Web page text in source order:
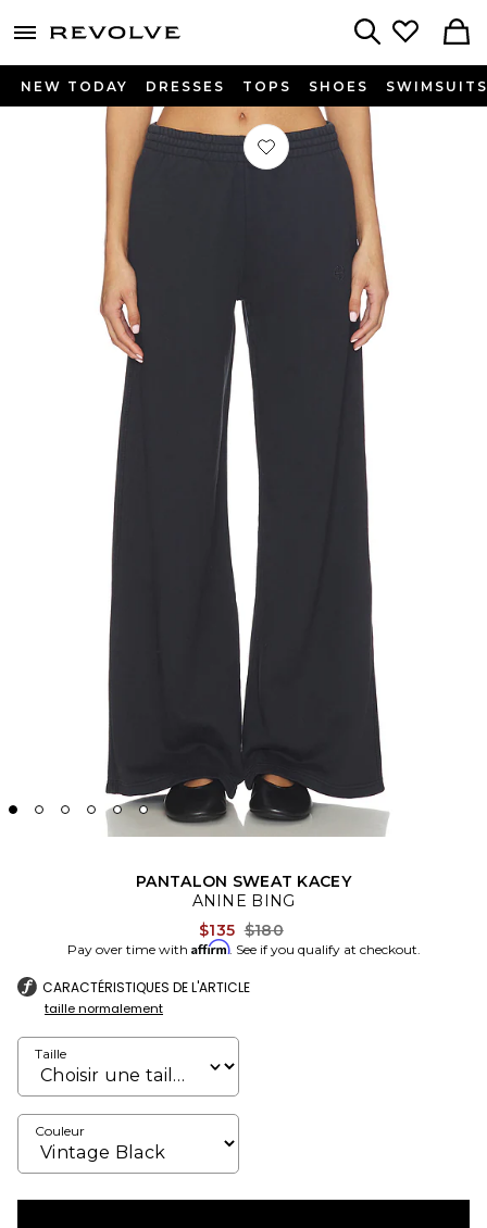
menu - shows more content
NEW TODAY DRESSES TOPS SHOES SWIMSUITS
Préféré PANTALON SWEAT KACEY
PANTALON SWEAT KACEY
ANINE BING
$135 Previous price:
$180
Pay over time with Affirm. See if you qualify at checkout.
CARACTÉRISTIQUES DE L'ARTICLE
taille normalement
Taille
Couleur